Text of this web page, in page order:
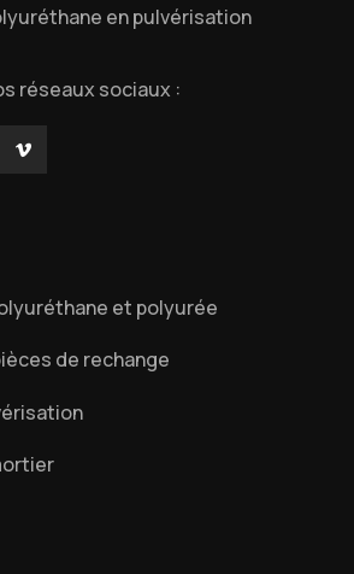
en pulvérisation
réseaux sociaux :
et polyurée
de rechange